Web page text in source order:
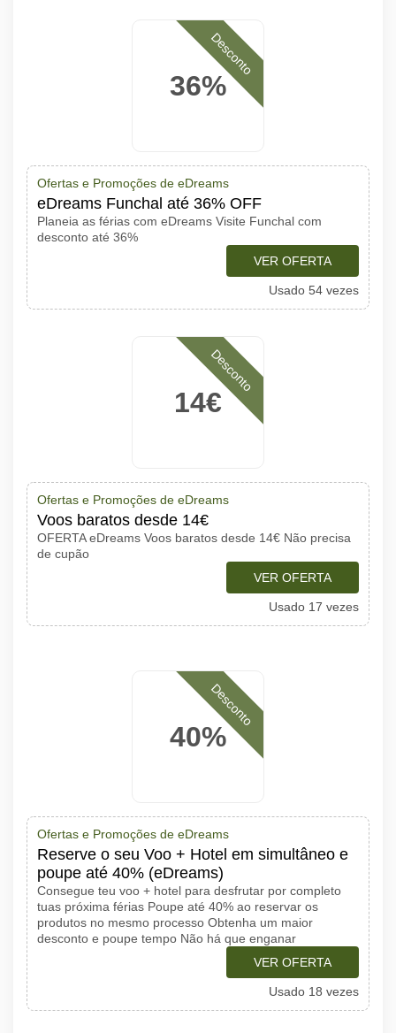
36%
Desconto
Ofertas e Promoções de eDreams
eDreams Funchal até 36% OFF
Planeia as férias com eDreams Visite Funchal com
desconto até 36%
VER OFERTA
Usado 54 vezes
14€
Desconto
Ofertas e Promoções de eDreams
Voos baratos desde 14€
OFERTA eDreams Voos baratos desde 14€ Não precisa
de cupão
VER OFERTA
Usado 17 vezes
40%
Desconto
Ofertas e Promoções de eDreams
Reserve o seu Voo + Hotel em simultâneo e
poupe até 40% (eDreams)
Consegue teu voo + hotel para desfrutar por completo
tuas próxima férias Poupe até 40% ao reservar os
produtos no mesmo processo Obtenha um maior
desconto e poupe tempo Não há que enganar
VER OFERTA
Usado 18 vezes